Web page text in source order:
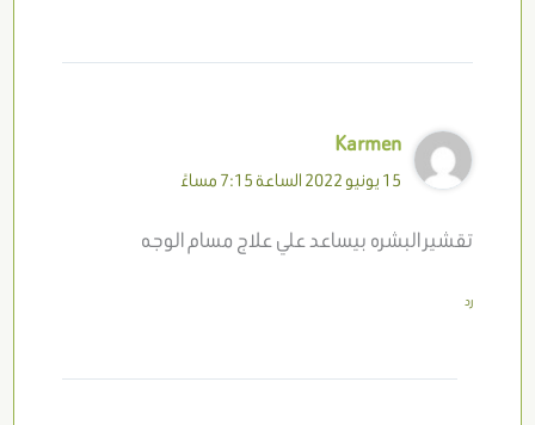
Karmen
15 يونيو 2022 الساعة 7:15 مساءً
تقشير البشره بيساعد علي علاج مسام الوجه
رد